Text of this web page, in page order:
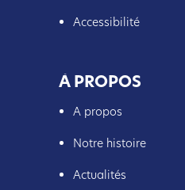
Accessibilité
À PROPOS
A propos
Notre histoire
Actualités